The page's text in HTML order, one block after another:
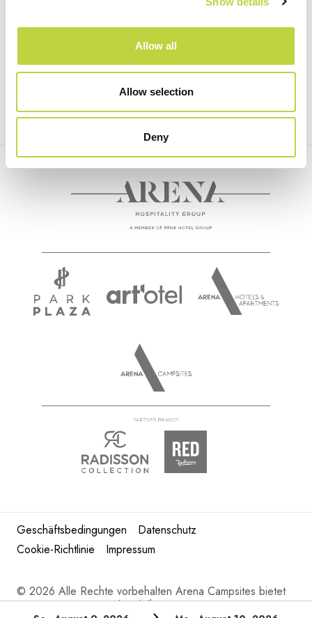
Allow all
Allow selection
Deny
READ NEXT FITNESS IM FREIEN
Animation
Geschäftsbedingungen
Datenschutz
Cookie-Richtlinie
Impressum
© 2026 Alle Rechte vorbehalten Arena Campsites bietet
Kroatien Camping und Mobilheime in Istrien.